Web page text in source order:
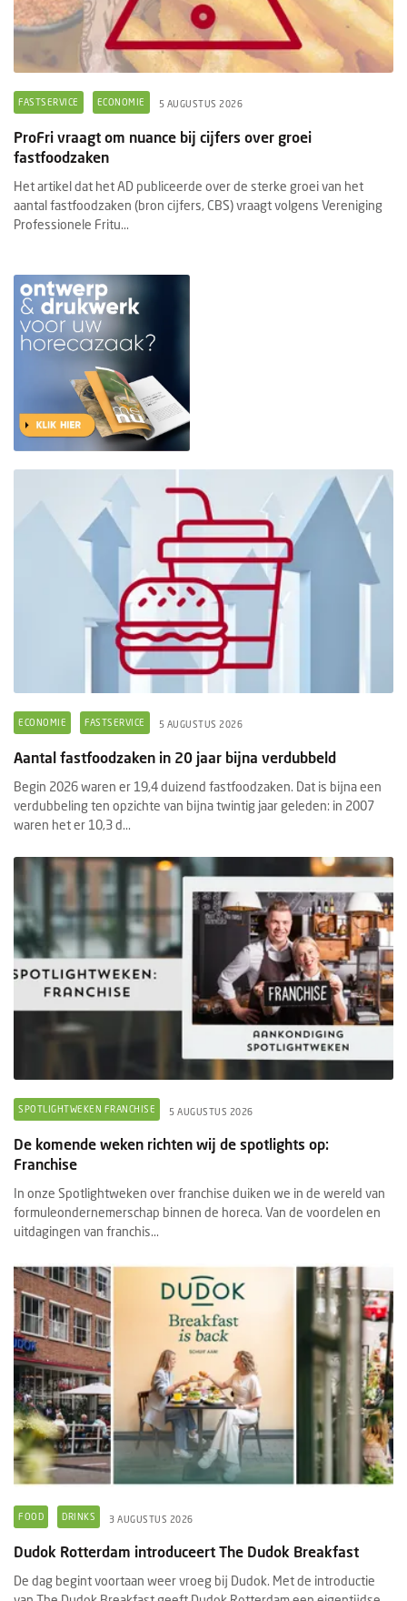
FASTSERVICE ECONOMIE 5 AUGUSTUS 2026
ProFri vraagt om nuance bij cijfers over groei
fastfoodzaken
Het artikel dat het AD publiceerde over de sterke groei van het
aantal fastfoodzaken (bron cijfers, CBS) vraagt volgens Vereniging
Professionele Fritu...
ECONOMIE FASTSERVICE 5 AUGUSTUS 2026
Aantal fastfoodzaken in 20 jaar bijna verdubbeld
Begin 2026 waren er 19,4 duizend fastfoodzaken. Dat is bijna een
verdubbeling ten opzichte van bijna twintig jaar geleden: in 2007
waren het er 10,3 d...
SPOTLIGHTWEKEN FRANCHISE 5 AUGUSTUS 2026
De komende weken richten wij de spotlights op:
Franchise
In onze Spotlightweken over franchise duiken we in de wereld van
formuleondernemerschap binnen de horeca. Van de voordelen en
uitdagingen van franchis...
FOOD DRINKS 3 AUGUSTUS 2026
Dudok Rotterdam introduceert The Dudok Breakfast
De dag begint voortaan weer vroeg bij Dudok. Met de introductie